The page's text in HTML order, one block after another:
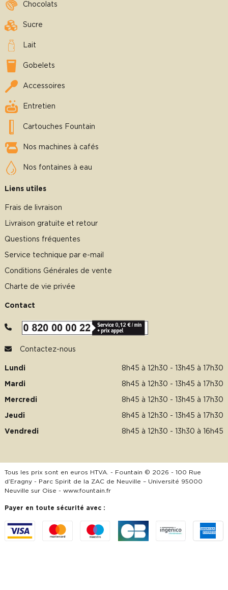
Chocolats
Sucre
Lait
Gobelets
Accessoires
Entretien
Cartouches Fountain
Nos machines à cafés
Nos fontaines à eau
Liens utiles
Frais de livraison
Livraison gratuite et retour
Questions fréquentes
Service technique par e-mail
Conditions Générales de vente
Charte de vie privée
Contact
Contactez-nous
Lundi 8h45 à 12h30 - 13h45 à 17h30
Mardi 8h45 à 12h30 - 13h45 à 17h30
Mercredi 8h45 à 12h30 - 13h45 à 17h30
Jeudi 8h45 à 12h30 - 13h45 à 17h30
Vendredi 8h45 à 12h30 - 13h30 à 16h45
Tous les prix sont en euros HTVA. - Fountain © 2026 - 100 Rue
d’Eragny - Parc Spirit de la ZAC de Neuville – Université 95000
Neuville sur Oise - www.fountain.fr
Payer en toute sécurité avec :